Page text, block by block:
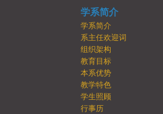
学系简介
学系简介
系主任欢迎词
组织架构
教育目标
本系优势
教学特色
学生照顾
行事历